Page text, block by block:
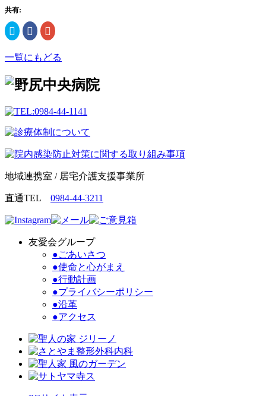
共有:
ク
リ
し
て
で
共
有
し
い
ィ
ン
ウ
で
き
ま
Facebook
で
す
る
は
ク
リ
ク
し
く
だ
い
(新
い
ウ
ン
ド
開
き
ま
す)
ク
リ
し
て
で
共
有
し
い
ィ
ン
ウ
で
き
ま
一覧にもどる
地域連携室 / 居宅介護支援事業所
直通TEL 0984-44-3211
友愛会グループ
●ごあいさつ
●使命と心がまえ
●行動計画
●プライバシーポリシー
●沿革
●アクセス